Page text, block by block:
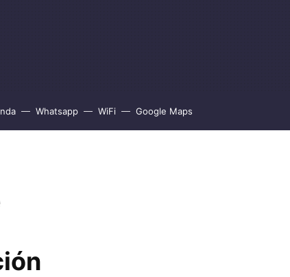
Whatsapp WiFi Google Maps